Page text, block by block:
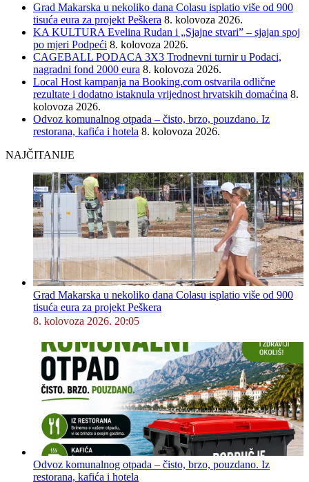
Grad Makarska u nekoliko dana Colasu isplatio više od 900
tisuća eura za projekt Peškera 8. kolovoza 2026.
KA KULTURA Evelina Rudan i „Sjajne stvari” – sjajan spoj
po mjeri Podpeći 8. kolovoza 2026.
CAGEBALL PODACA 3X3 Trodnevni turnir u Podaci,
nagradni fond 2000 eura 8. kolovoza 2026.
Local Host kampanja na Booking.com ostvarila odlične
rezultate i dodatno istaknula vrijednost hrvatskih domaćina 8.
kolovoza 2026.
Odvoz komunalnog otpada – čisto, brzo, pouzdano. Iz
restorana, kafića i hotela 8. kolovoza 2026.
NAJČITANIJE
Grad Makarska u nekoliko dana Colasu isplatio više od 900
tisuća eura za projekt Peškera
8. kolovoza 2026. 20:05
Odvoz komunalnog otpada – čisto, brzo, pouzdano. Iz
restorana, kafića i hotela